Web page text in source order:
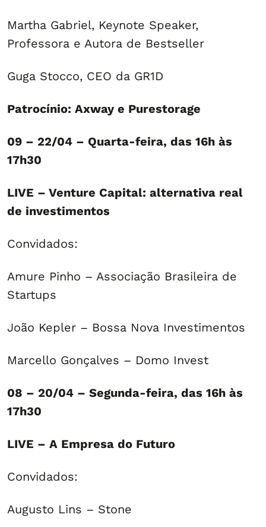
Martha Gabriel, Keynote Speaker,
Professora e Autora de Bestseller
Guga Stocco, CEO da GR1D
Patrocínio: Axway e Purestorage
09 – 22/04 – Quarta-feira, das 16h às
17h30
LIVE – Venture Capital: alternativa real
de investimentos
Convidados:
Amure Pinho – Associação Brasileira de
Startups
João Kepler – Bossa Nova Investimentos
Marcello Gonçalves – Domo Invest
08 – 20/04 – Segunda-feira, das 16h às
17h30
LIVE – A Empresa do Futuro
Convidados:
Augusto Lins – Stone